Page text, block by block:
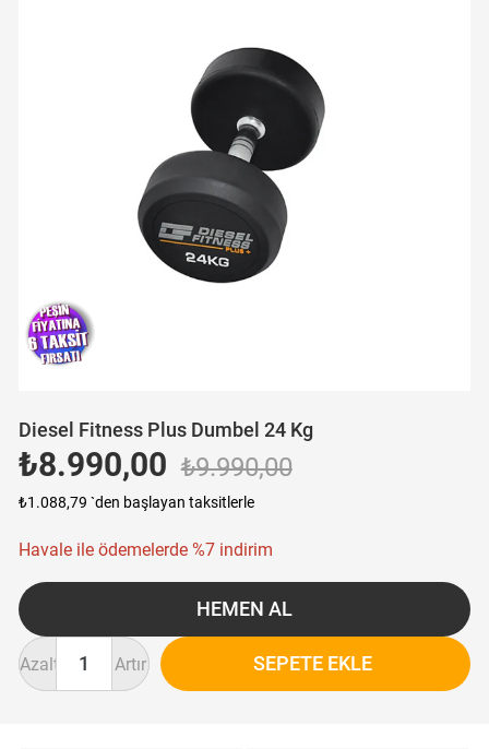
Yeni Ürün
Diesel Fitness Plus Dumbel 24 Kg
₺9.990,00
₺8.990,00
₺1.088,79 `den başlayan taksitlerle
Havale ile ödemelerde %7 indirim
Artır
Azalt